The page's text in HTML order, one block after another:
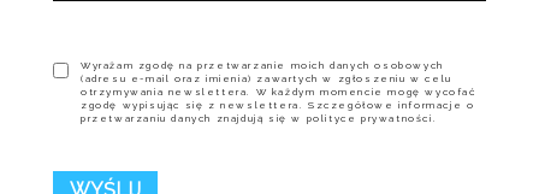
Wyrażam zgodę na przetwarzanie moich danych osobowych
(adresu e-mail oraz imienia) zawartych w zgłoszeniu w celu
otrzymywania newslettera. W każdym momencie mogę wycofać
zgodę wypisując się z newslettera. Szczegółowe informacje o
przetwarzaniu danych znajdują się w polityce prywatności.